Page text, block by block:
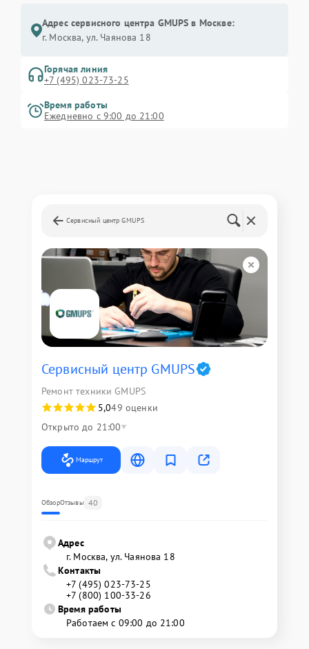
Адрес сервисного центра GMUPS в Москве:
г. Москва, ул. Чаянова 18
Горячая линия
+7 (495) 023-73-25
Время работы
Ежедневно с 9:00 до 21:00
Сервисный центр GMUPS
Сервисный центр GMUPS
Ремонт техники GMUPS
5,049 оценки
Открыто до 21:00
Маршрут
ОбзорОтзывы 40
Адрес
г. Москва, ул. Чаянова 18
Контакты
+7 (495) 023-73-25
+7 (800) 100-33-26
Время работы
Работаем с 09:00 до 21:00